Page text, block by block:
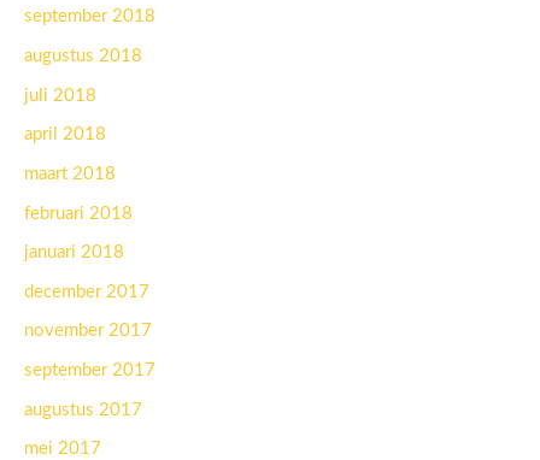
september 2018
augustus 2018
juli 2018
april 2018
maart 2018
februari 2018
januari 2018
december 2017
november 2017
september 2017
augustus 2017
mei 2017